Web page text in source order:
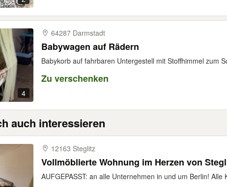
4
64287 Darmstadt
Babywagen auf Rädern
Babykorb auf fahrbaren Untergestell mit Stoffhimmel zum
Zu verschenken
auch interessieren
12163 Steglitz
Vollmöblierte Wohnung im Herzen von
AUFGEPASST: an alle Unternehmen in und um Berlin!